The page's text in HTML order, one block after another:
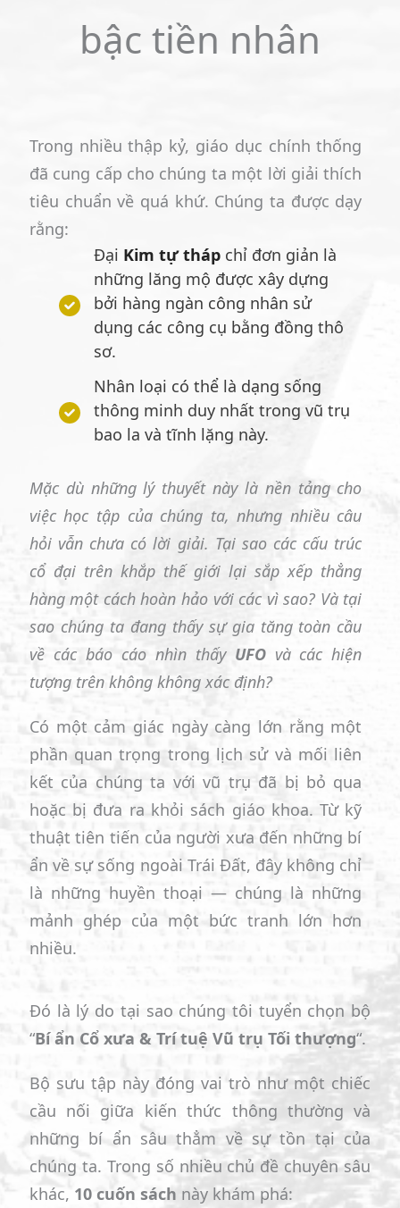
bậc tiền nhân
Trong nhiều thập kỷ, giáo dục chính thống
đã cung cấp cho chúng ta một lời giải thích
tiêu chuẩn về quá khứ. Chúng ta được dạy
rằng:
Đại Kim tự tháp chỉ đơn giản là
những lăng mộ được xây dựng
bởi hàng ngàn công nhân sử
dụng các công cụ bằng đồng thô
sơ.
Nhân loại có thể là dạng sống
thông minh duy nhất trong vũ trụ
bao la và tĩnh lặng này.
Mặc dù những lý thuyết này là nền tảng cho
việc học tập của chúng ta, nhưng nhiều câu
hỏi vẫn chưa có lời giải. Tại sao các cấu trúc
cổ đại trên khắp thế giới lại sắp xếp thẳng
hàng một cách hoàn hảo với các vì sao? Và tại
sao chúng ta đang thấy sự gia tăng toàn cầu
về các báo cáo nhìn thấy UFO và các hiện
tượng trên không không xác định?
Có một cảm giác ngày càng lớn rằng một
phần quan trọng trong lịch sử và mối liên
kết của chúng ta với vũ trụ đã bị bỏ qua
hoặc bị đưa ra khỏi sách giáo khoa. Từ kỹ
thuật tiên tiến của người xưa đến những bí
ẩn về sự sống ngoài Trái Đất, đây không chỉ
là những huyền thoại — chúng là những
mảnh ghép của một bức tranh lớn hơn
nhiều.
Đó là lý do tại sao chúng tôi tuyển chọn bộ
“Bí ẩn Cổ xưa & Trí tuệ Vũ trụ Tối thượng“.
Bộ sưu tập này đóng vai trò như một chiếc
cầu nối giữa kiến thức thông thường và
những bí ẩn sâu thẳm về sự tồn tại của
chúng ta. Trong số nhiều chủ đề chuyên sâu
khác, 10 cuốn sách này khám phá: